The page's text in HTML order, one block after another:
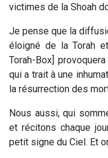
victimes de la Shoah
Je pense que la
éloigné de la Torah
Torah-Box]
qui a trait à une
la résurrection des
Nous aussi, qui
et récitons chaque
petit signe du Ciel. Et